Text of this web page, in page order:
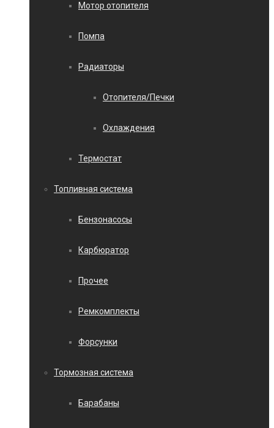
Мотор отопителя
Помпа
Радиаторы
Отопителя/Печки
Охлаждения
Термостат
Топливная система
Бензонасосы
Карбюратор
Прочее
Ремкомплекты
Форсунки
Тормозная система
Барабаны